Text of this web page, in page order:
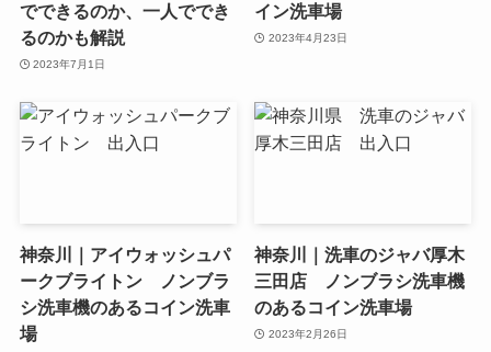
でできるのか、一人ででき
るのかも解説
2023年7月1日
イン洗車場
2023年4月23日
神奈川｜アイウォッシュパ
ークブライトン ノンブラ
シ洗車機のあるコイン洗車
場
神奈川｜洗車のジャバ厚木
三田店 ノンブラシ洗車機
のあるコイン洗車場
2023年2月26日